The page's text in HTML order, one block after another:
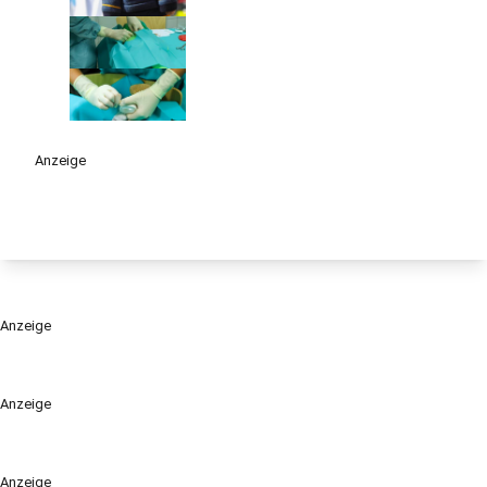
Anzeige
Anzeige
Anzeige
Anzeige